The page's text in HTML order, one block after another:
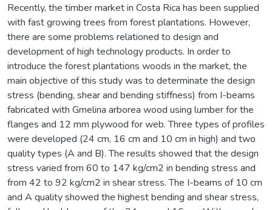
Recently, the timber market in Costa Rica has been supplied
with fast growing trees from forest planta­tions. However,
there are some problems relationed to design and
development of high technology products. In order to
introduce the forest planta­tions woods in the market, the
main objective of this study was to determinate the design
stress (bending, shear and bending stiffness) from I-beams
fabricated with Gmelina arborea wood using lumber for the
flanges and 12 mm plywood for web. Three types of profiles
were developed (24 cm, 16 cm and 10 cm in high) and two
quality types (A and B). The results showed that the design
stress varied from 60 to 147 kg/cm2 in bending stress and
from 42 to 92 kg/cm2 in shear stress. The I-beams of 10 cm
and A quality showed the highest bending and shear stress,